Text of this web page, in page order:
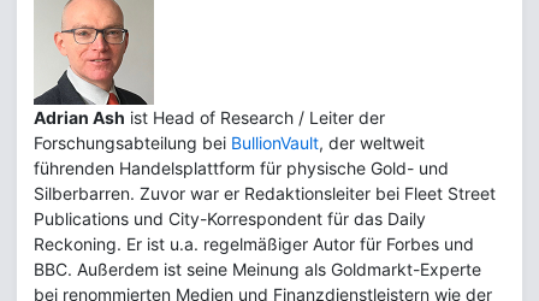
Adrian Ash ist Head of Research / Leiter der
Forschungsabteilung bei BullionVault, der weltweit
führenden Handelsplattform für physische Gold- und
Silberbarren. Zuvor war er Redaktionsleiter bei Fleet Street
Publications und City-Korrespondent für das Daily
Reckoning. Er ist u.a. regelmäßiger Autor für Forbes und
BBC. Außerdem ist seine Meinung als Goldmarkt-Experte
bei renommierten Medien und Finanzdienstleistern wie der